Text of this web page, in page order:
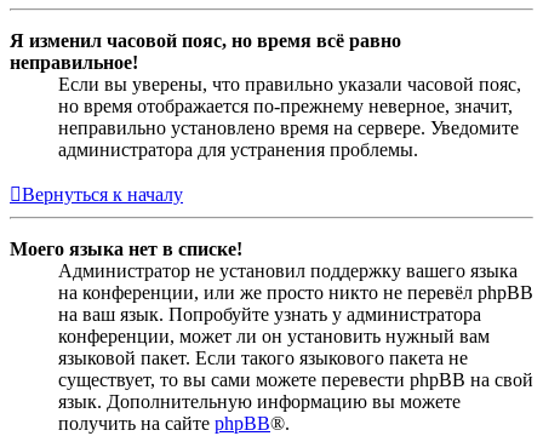
Я изменил часовой пояс, но время всё равно
неправильное!
Если вы уверены, что правильно указали часовой пояс,
но время отображается по-прежнему неверное, значит,
неправильно установлено время на сервере. Уведомите
администратора для устранения проблемы.
Вернуться к началу
Моего языка нет в списке!
Администратор не установил поддержку вашего языка
на конференции, или же просто никто не перевёл phpBB
на ваш язык. Попробуйте узнать у администратора
конференции, может ли он установить нужный вам
языковой пакет. Если такого языкового пакета не
существует, то вы сами можете перевести phpBB на свой
язык. Дополнительную информацию вы можете
получить на сайте phpBB®.